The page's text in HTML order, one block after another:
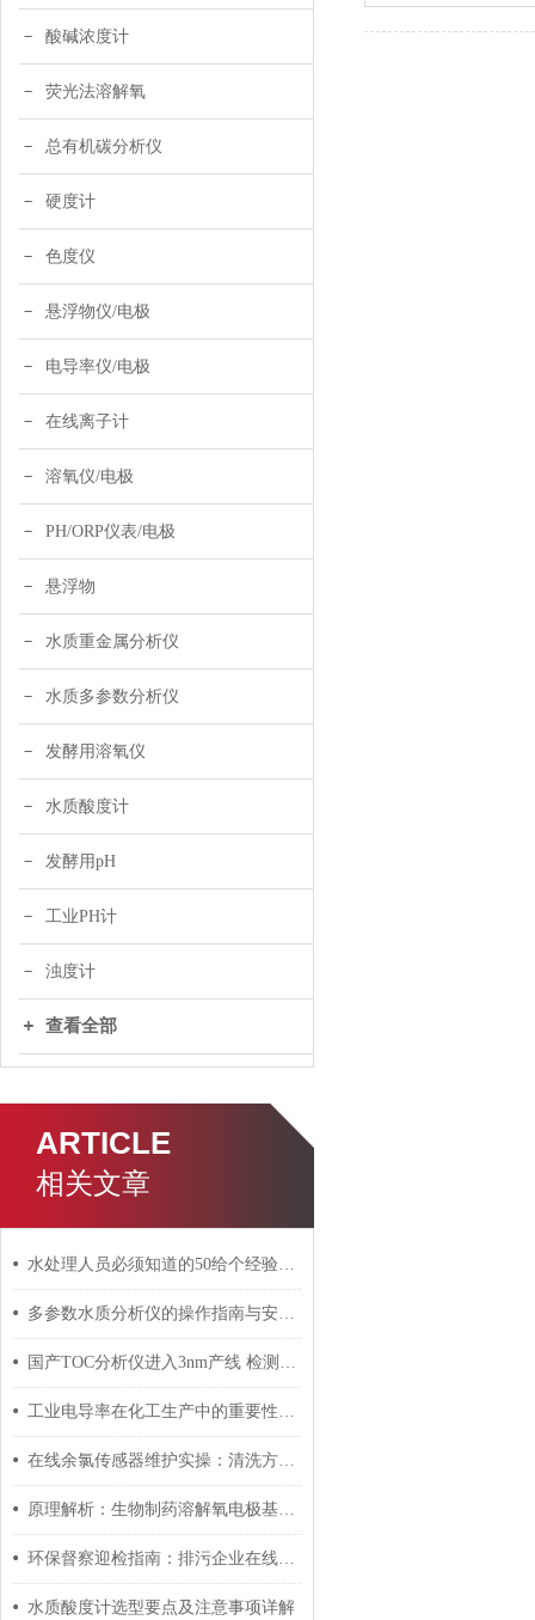
酸碱浓度计
荧光法溶解氧
总有机碳分析仪
硬度计
色度仪
悬浮物仪/电极
电导率仪/电极
在线离子计
溶氧仪/电极
PH/ORP仪表/电极
悬浮物
水质重金属分析仪
水质多参数分析仪
发酵用溶氧仪
水质酸度计
发酵用pH
工业PH计
浊度计
查看全部
ARTICLE
相关文章
水处理人员必须知道的50给个经验知识库
多参数水质分析仪的操作指南与安全事项
国产TOC分析仪进入3nm产线 检测限低至0.1ppb
工业电导率在化工生产中的重要性及其测量方法
在线余氯传感器维护实操：清洗方法与寿命延长技巧
原理解析：生物制药溶解氧电极基于极谱法与光化学荧光法的技术路线对比
环保督察迎检指南：排污企业在线监测设备运行台账与数据合规要点
水质酸度计选型要点及注意事项详解